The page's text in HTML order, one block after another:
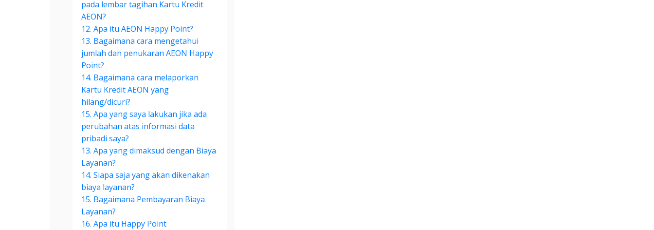
pada lembar tagihan Kartu Kredit
AEON?
12. Apa itu AEON Happy Point?
13. Bagaimana cara mengetahui
jumlah dan penukaran AEON Happy
Point?
14. Bagaimana cara melaporkan
Kartu Kredit AEON yang
hilang/dicuri?
15. Apa yang saya lakukan jika ada
perubahan atas informasi data
pribadi saya?
13. Apa yang dimaksud dengan Biaya
Layanan?
14. Siapa saja yang akan dikenakan
biaya layanan?
15. Bagaimana Pembayaran Biaya
Layanan?
16. Apa itu Happy Point